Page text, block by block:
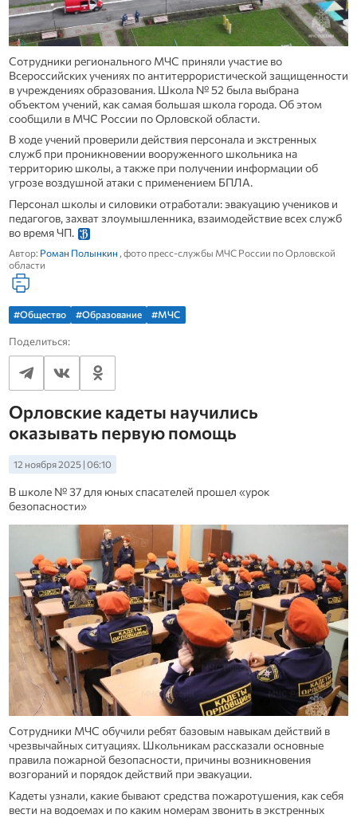
Сотрудники регионального МЧС приняли участие во
Всероссийских учениях по антитеррористической защищенности
в учреждениях образования. Школа № 52 была выбрана
объектом учений, как самая большая школа города. Об этом
сообщили в МЧС России по Орловской области.
В ходе учений проверили действия персонала и экстренных
служб при проникновении вооруженного школьника на
территорию школы, а также при получении информации об
угрозе воздушной атаки с применением БПЛА.
Персонал школы и силовики отработали: эвакуацию учеников и
педагогов, захват злоумышленника, взаимодействие всех служб
во время ЧП.
Автор: Роман Полынкин , фото пресс-службы МЧС России по Орловской
области
#Общество #Образование #МЧС
Поделиться:
Орловские кадеты научились
оказывать первую помощь
12 ноября 2025 | 06:10
В школе № 37 для юных спасателей прошел «урок
безопасности»
Сотрудники МЧС обучили ребят базовым навыкам действий в
чрезвычайных ситуациях. Школьникам рассказали основные
правила пожарной безопасности, причины возникновения
возгораний и порядок действий при эвакуации.
Кадеты узнали, какие бывают средства пожаротушения, как себя
вести на водоемах и по каким номерам звонить в экстренных